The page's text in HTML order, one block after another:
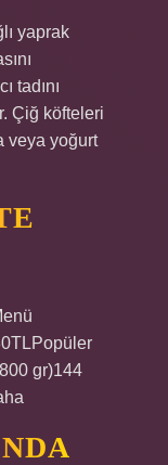
yaprak
tadını
Çiğ köfteleri
veya yoğurt
gr)144